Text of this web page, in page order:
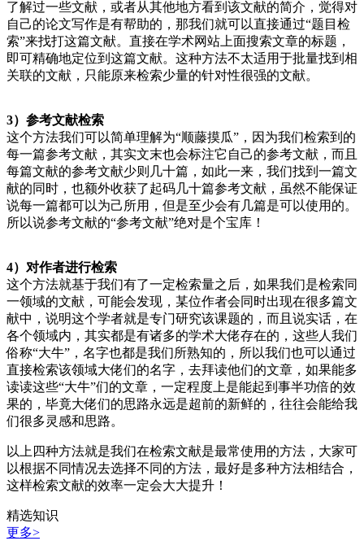
了解过一些文献，或者从其他地方看到该文献的简介，觉得对
自己的论文写作是有帮助的，那我们就可以直接通过“题目检
索”来找打这篇文献。直接在学术网站上面搜索文章的标题，
即可精确地定位到这篇文献。这种方法不太适用于批量找到相
关联的文献，只能原来检索少量的针对性很强的文献。
3）参考文献检索
这个方法我们可以简单理解为“顺藤摸瓜”，因为我们检索到的
每一篇参考文献，其实文末也会标注它自己的参考文献，而且
每篇文献的参考文献少则几十篇，如此一来，我们找到一篇文
献的同时，也额外收获了起码几十篇参考文献，虽然不能保证
说每一篇都可以为己所用，但是至少会有几篇是可以使用的。
所以说参考文献的“参考文献”绝对是个宝库！
4）对作者进行检索
这个方法就基于我们有了一定检索量之后，如果我们是检索同
一领域的文献，可能会发现，某位作者会同时出现在很多篇文
献中，说明这个学者就是专门研究该课题的，而且说实话，在
各个领域内，其实都是有诸多的学术大佬存在的，这些人我们
俗称“大牛”，名字也都是我们所熟知的，所以我们也可以通过
直接检索该领域大佬们的名字，去拜读他们的文章，如果能多
读读这些“大牛”们的文章，一定程度上是能起到事半功倍的效
果的，毕竟大佬们的思路永远是超前的新鲜的，往往会能给我
们很多灵感和思路。
以上四种方法就是我们在检索文献是最常使用的方法，大家可
以根据不同情况去选择不同的方法，最好是多种方法相结合，
这样检索文献的效率一定会大大提升！
精选知识
更多>